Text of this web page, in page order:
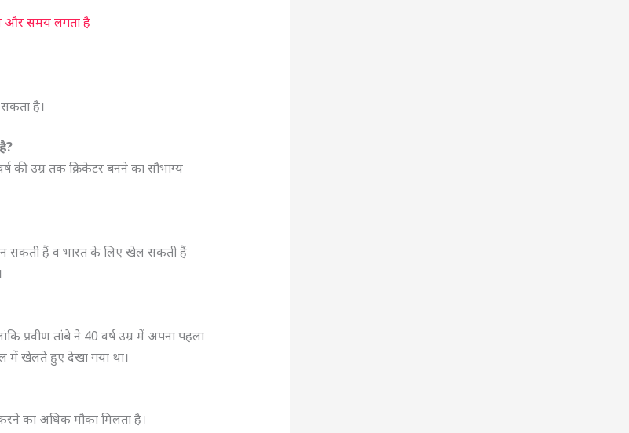
और समय लगता है
है।
की उम्र तक क्रिकेटर बनने का सौभाग्य
बन सकती हैं व भारत के लिए खेल सकती हैं
प्रवीण तांबे ने 40 वर्ष उम्र में अपना पहला
में खेलते हुए देखा गया था।
का अधिक मौका मिलता है।